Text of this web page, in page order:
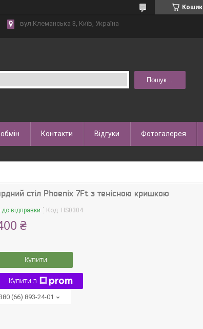
Кошик
вул.Клеманська 3, Київ, Україна
Пошук...
Контакти Відгуки Фотогалерея
стіл Phoenix 7Ft з тенісною кришкою
до відправки Код: HS0304
₴
Купити
Купити з
(66) 893-24-01